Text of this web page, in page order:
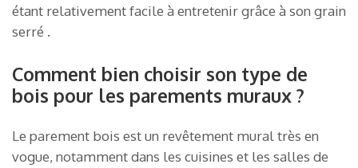
étant relativement facile à entretenir grâce à son grain
serré .
Comment bien choisir son type de
bois pour les parements muraux ?
Le parement bois est un revêtement mural très en
vogue, notamment dans les cuisines et les salles de